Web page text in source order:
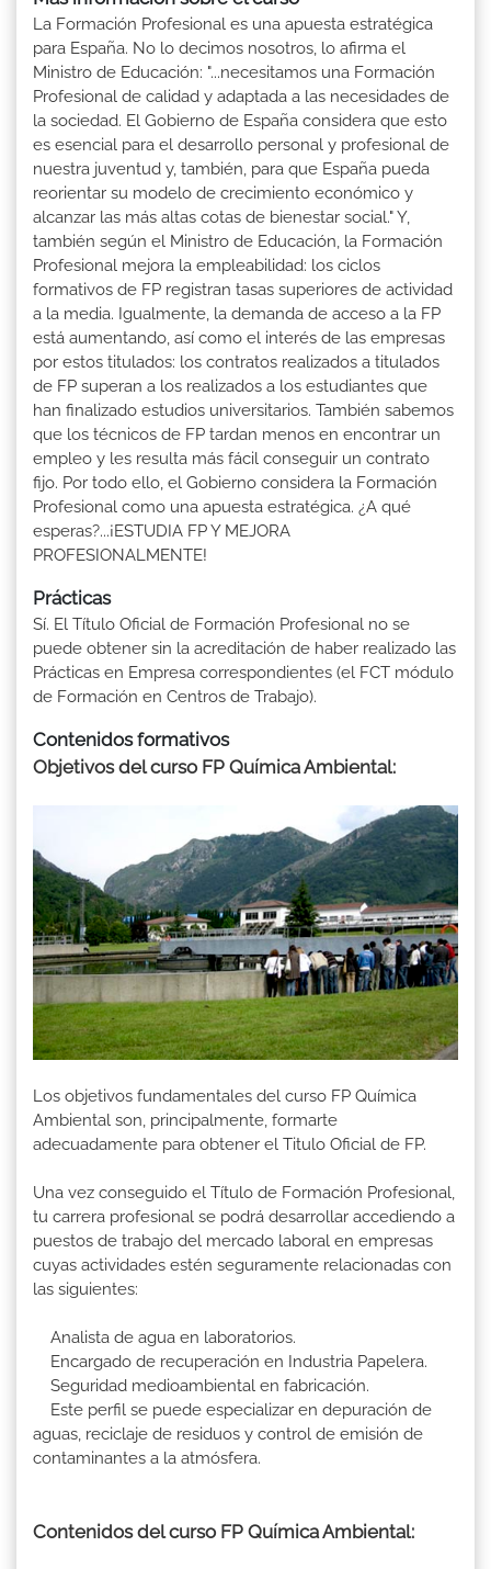
La Formación Profesional es una apuesta estratégica
para España. No lo decimos nosotros, lo afirma el
Ministro de Educación: "...necesitamos una Formación
Profesional de calidad y adaptada a las necesidades de
la sociedad. El Gobierno de España considera que esto
es esencial para el desarrollo personal y profesional de
nuestra juventud y, también, para que España pueda
reorientar su modelo de crecimiento económico y
alcanzar las más altas cotas de bienestar social." Y,
también según el Ministro de Educación, la Formación
Profesional mejora la empleabilidad: los ciclos
formativos de FP registran tasas superiores de actividad
a la media. Igualmente, la demanda de acceso a la FP
está aumentando, así como el interés de las empresas
por estos titulados: los contratos realizados a titulados
de FP superan a los realizados a los estudiantes que
han finalizado estudios universitarios. También sabemos
que los técnicos de FP tardan menos en encontrar un
empleo y les resulta más fácil conseguir un contrato
fijo. Por todo ello, el Gobierno considera la Formación
Profesional como una apuesta estratégica. ¿A qué
esperas?...¡ESTUDIA FP Y MEJORA
PROFESIONALMENTE!
Prácticas
Sí. El Título Oficial de Formación Profesional no se
puede obtener sin la acreditación de haber realizado las
Prácticas en Empresa correspondientes (el FCT módulo
de Formación en Centros de Trabajo).
Contenidos formativos
Objetivos del curso FP Química Ambiental:
Los objetivos fundamentales del curso FP Química
Ambiental son, principalmente, formarte
adecuadamente para obtener el Titulo Oficial de FP.
Una vez conseguido el Título de Formación Profesional,
tu carrera profesional se podrá desarrollar accediendo a
puestos de trabajo del mercado laboral en empresas
cuyas actividades estén seguramente relacionadas con
las siguientes:
Analista de agua en laboratorios.
Encargado de recuperación en Industria Papelera.
Seguridad medioambiental en fabricación.
Este perfil se puede especializar en depuración de
aguas, reciclaje de residuos y control de emisión de
contaminantes a la atmósfera.
Contenidos del curso FP Química Ambiental: